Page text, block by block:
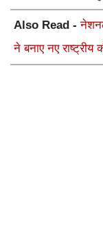
Also Read -
ने बनाए नए राष्ट्रीय